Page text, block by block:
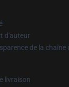
d'auteur
de la
livraison